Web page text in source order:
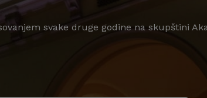
svake druge godine na skupštini